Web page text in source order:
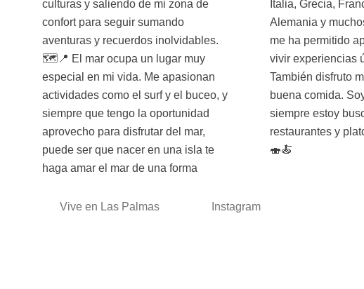
culturas y saliendo de mi zona de
confort para seguir sumando
aventuras y recuerdos inolvidables.
🗺️📍 El mar ocupa un lugar muy
especial en mi vida. Me apasionan
actividades como el surf y el buceo, y
siempre que tengo la oportunidad
aprovecho para disfrutar del mar,
puede ser que nacer en una isla te
haga amar el mar de una forma
Italia, Grecia, Francia, Portugal,
Alemania y muchos más. Cada viaje
me ha permitido aprender, crecer y
vivir experiencias únicas. ✈️🫶🏻
También disfruto muchísimo de la
buena comida. Soy muy foodie y
siempre estoy buscando nuevos
restaurantes y platos por descubrir. 🥑
🍣🍝
Vive en Las Palmas Instagram